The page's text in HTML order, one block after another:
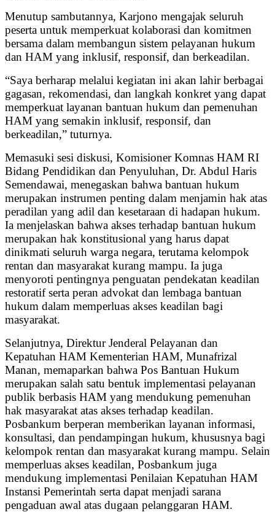
Menutup sambutannya, Karjono mengajak seluruh
peserta untuk memperkuat kolaborasi dan komitmen
bersama dalam membangun sistem pelayanan hukum
dan HAM yang inklusif, responsif, dan berkeadilan.
“Saya berharap melalui kegiatan ini akan lahir berbagai
gagasan, rekomendasi, dan langkah konkret yang dapat
memperkuat layanan bantuan hukum dan pemenuhan
HAM yang semakin inklusif, responsif, dan
berkeadilan,” tuturnya.
Memasuki sesi diskusi, Komisioner Komnas HAM RI
Bidang Pendidikan dan Penyuluhan, Dr. Abdul Haris
Semendawai, menegaskan bahwa bantuan hukum
merupakan instrumen penting dalam menjamin hak atas
peradilan yang adil dan kesetaraan di hadapan hukum.
Ia menjelaskan bahwa akses terhadap bantuan hukum
merupakan hak konstitusional yang harus dapat
dinikmati seluruh warga negara, terutama kelompok
rentan dan masyarakat kurang mampu. Ia juga
menyoroti pentingnya penguatan pendekatan keadilan
restoratif serta peran advokat dan lembaga bantuan
hukum dalam memperluas akses keadilan bagi
masyarakat.
Selanjutnya, Direktur Jenderal Pelayanan dan
Kepatuhan HAM Kementerian HAM, Munafrizal
Manan, memaparkan bahwa Pos Bantuan Hukum
merupakan salah satu bentuk implementasi pelayanan
publik berbasis HAM yang mendukung pemenuhan
hak masyarakat atas akses terhadap keadilan.
Posbankum berperan memberikan layanan informasi,
konsultasi, dan pendampingan hukum, khususnya bagi
kelompok rentan dan masyarakat kurang mampu. Selain
memperluas akses keadilan, Posbankum juga
mendukung implementasi Penilaian Kepatuhan HAM
Instansi Pemerintah serta dapat menjadi sarana
pengaduan awal atas dugaan pelanggaran HAM.